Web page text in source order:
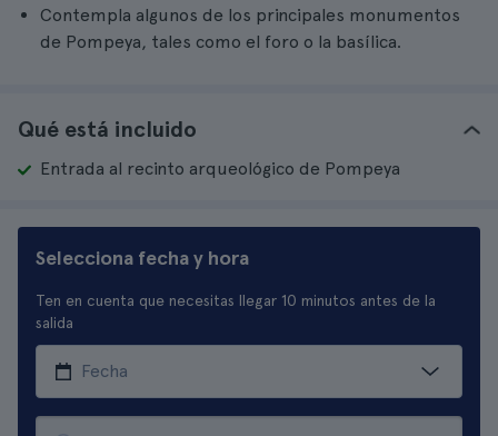
Contempla algunos de los principales monumentos
de Pompeya, tales como el foro o la basílica.
Qué está incluido
Entrada al recinto arqueológico de Pompeya
Selecciona fecha y hora
Ten en cuenta que necesitas llegar 10 minutos antes de la
salida